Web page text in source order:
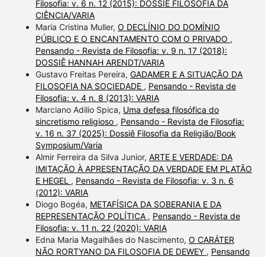
Filosofia: v. 6 n. 12 (2015): DOSSIÊ FILOSOFIA DA
CIÊNCIA/VARIA
Maria Cristina Muller, O DECLÍNIO DO DOMÍNIO
PÚBLICO E O ENCANTAMENTO COM O PRIVADO ,
Pensando - Revista de Filosofia: v. 9 n. 17 (2018):
DOSSIÊ HANNAH ARENDT/VARIA
Gustavo Freitas Pereira, GADAMER E A SITUAÇÃO DA
FILOSOFIA NA SOCIEDADE , Pensando - Revista de
Filosofia: v. 4 n. 8 (2013): VARIA
Marciano Adilio Spica, Uma defesa filosófica do
sincretismo religioso , Pensando - Revista de Filosofia:
v. 16 n. 37 (2025): Dossiê Filosofia da Religião/Book
Symposium/Varia
Almir Ferreira da Silva Junior, ARTE E VERDADE: DA
IMITAÇÃO À APRESENTAÇÃO DA VERDADE EM PLATÃO
E HEGEL , Pensando - Revista de Filosofia: v. 3 n. 6
(2012): VARIA
Diogo Bogéa, METAFÍSICA DA SOBERANIA E DA
REPRESENTAÇÃO POLÍTICA , Pensando - Revista de
Filosofia: v. 11 n. 22 (2020): VARIA
Edna Maria Magalhães do Nascimento, O CARÁTER
NÃO RORTYANO DA FILOSOFIA DE DEWEY , Pensando